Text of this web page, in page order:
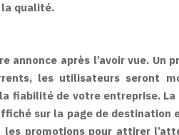
qualité.
annonce après l’avoir vue.
les utilisateurs seront
fiabilité de votre entreprise.
sur la page de
promotions pour attirer